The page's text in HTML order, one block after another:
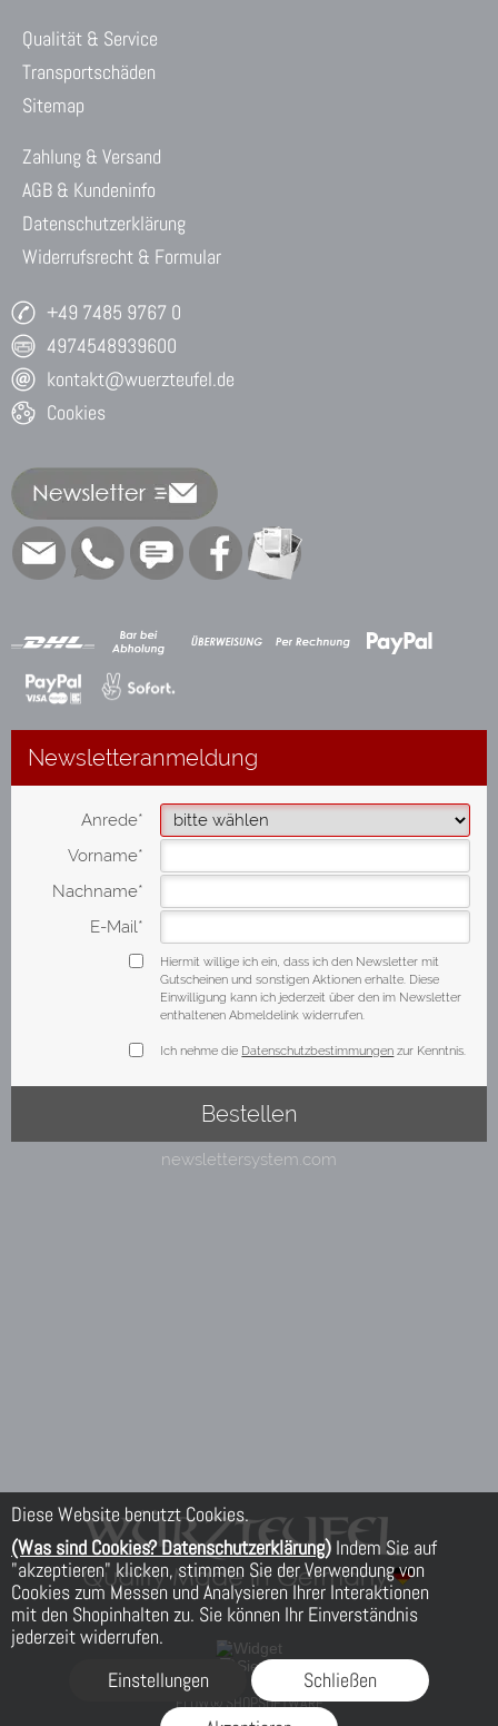
Diese Website benutzt Cookies.
(Was sind Cookies? Datenschutzerklärung) Indem Sie auf
"akzeptieren" klicken, stimmen Sie der Verwendung von
Cookies zum Messen und Analysieren Ihrer Interaktionen
mit den Shopinhalten zu. Sie können Ihr Einverständnis
jederzeit widerrufen.
Einstellungen
Schließen
Qualität & Service
Transportschäden
Sitemap
Zahlung & Versand
AGB & Kundeninfo
Datenschutzerklärung
Widerrufsrecht & Formular
+49 7485 9767 0
4974548939600
kontakt@wuerzteufel.de
Cookies
FLOW® SHOPSOFTWARE